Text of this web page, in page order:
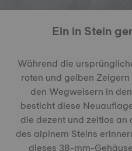
Ein in Stein
Während die
roten und gelben
den Wegweisern in
besticht diese
die dezent und zeitlos
des alpinem Steins
dieses 38-mm-